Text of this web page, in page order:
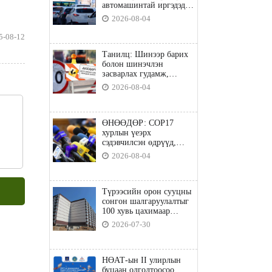
08-12
автомашинтай иргэдэд
шатахуун олгоно
2026-08-04
Танилц: Шинээр барих
болон шинэчлэн
засварлах гудамж,
замууд
2026-08-04
ӨНӨӨДӨР: COP17
хурлын үеэрх
сэдэвчилсэн өдрүүд,
үзвэр үйлчилгээний
талаар мэдээлнэ
2026-08-04
Түрээсийн орон сууцны
сонгон шалгаруулалтыг
100 хувь цахимаар
явуулна
2026-07-30
НӨАТ-ын II улирлын
буцаан олголтоосоо